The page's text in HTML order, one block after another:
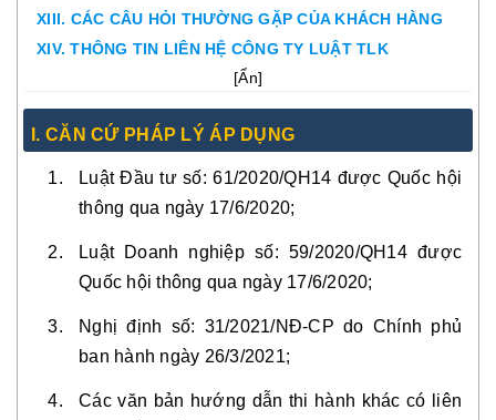
XIII. CÁC CÂU HỎI THƯỜNG GẶP CỦA KHÁCH HÀNG
XIV. THÔNG TIN LIÊN HỆ CÔNG TY LUẬT TLK
[Ẩn]
I. CĂN CỨ PHÁP LÝ ÁP DỤNG
Luật Đầu tư số: 61/2020/QH14 được Quốc hội
thông qua ngày 17/6/2020;
Luật Doanh nghiệp số: 59/2020/QH14 được
Quốc hội thông qua ngày 17/6/2020;
Nghị định số: 31/2021/NĐ-CP do Chính phủ
ban hành ngày 26/3/2021;
Các văn bản hướng dẫn thi hành khác có liên